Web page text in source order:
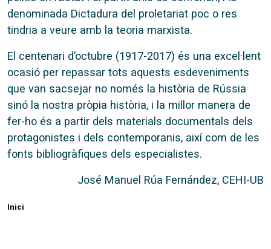
denominada Dictadura del proletariat poc o res
tindria a veure amb la teoria marxista.
El centenari d’octubre (1917-2017) és una excel·lent
ocasió per repassar tots aquests esdeveniments
que van sacsejar no només la història de Rússia
sinó la nostra pròpia història, i la millor manera de
fer-ho és a partir dels materials documentals dels
protagonistes i dels contemporanis, així com de les
fonts bibliogràfiques dels especialistes.
José Manuel Rúa Fernández, CEHI-UB
Inici